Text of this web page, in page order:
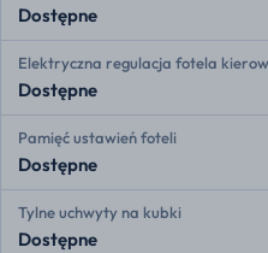
Dostępne
Elektryczna regulacja fotela
Dostępne
Pamięć ustawień foteli
Dostępne
Tylne uchwyty na kubki
Dostępne